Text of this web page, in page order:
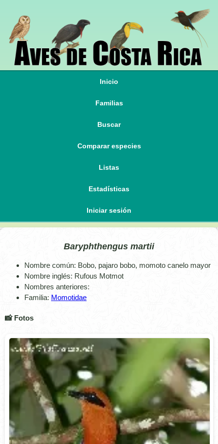
Inicio
Familias
Buscar
Comparar especies
Listas
Estadísticas
Iniciar sesión
Baryphthengus martii
Nombre común: Bobo, pajaro bobo, momoto canelo mayor
Nombre inglés: Rufous Motmot
Nombres anteriores:
Familia: Momotidae
📸 Fotos